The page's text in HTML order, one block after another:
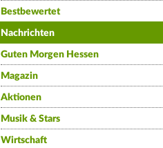
Bestbewertet
Nachrichten
Guten Morgen Hessen
Magazin
Aktionen
Musik & Stars
Wirtschaft